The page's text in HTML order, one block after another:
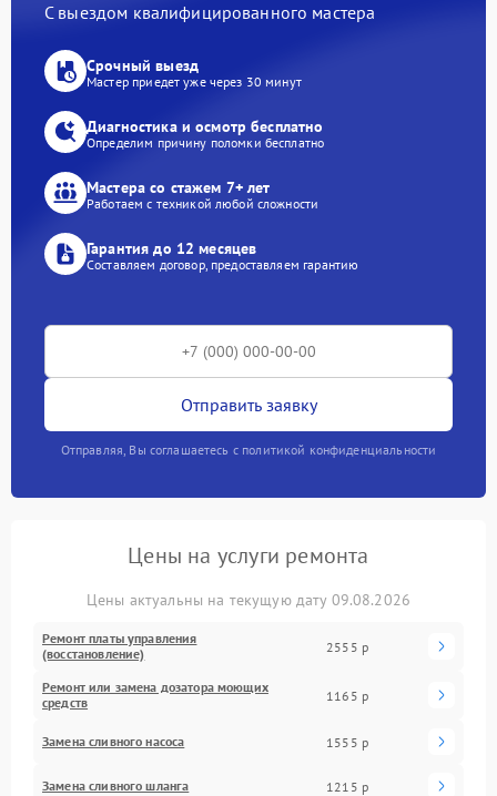
С выездом квалифицированного мастера
Срочный выезд
Мастер приедет уже через 30 минут
Диагностика и осмотр бесплатно
Определим причину поломки бесплатно
Мастера со стажем 7+ лет
Работаем с техникой любой сложности
Гарантия до 12 месяцев
Составляем договор, предоставляем гарантию
Отправить заявку
Отправляя, Вы соглашаетесь с политикой конфиденциальности
Цены на услуги ремонта
Цены актуальны на текущую дату 09.08.2026
Ремонт платы управления
(восстановление)
2555 р
Ремонт или замена дозатора моющих
средств
1165 р
Замена сливного насоса 1555 р
Замена сливного шланга 1215 р